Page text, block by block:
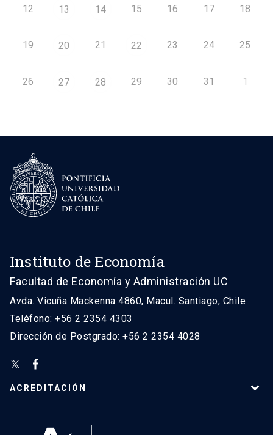
12 13 14 15 16 17 18
19 20 21 22 23 24 25
26 27 28 29 30 31 1
Instituto de Economía
Facultad de Economía y Administración UC
Avda. Vicuña Mackenna 4860, Macul. Santiago, Chile
Teléfono: +56 2 2354 4303
Dirección de Postgrado: +56 2 2354 4028
ACREDITACIÓN